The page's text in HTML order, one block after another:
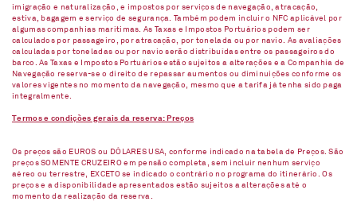
imigração e naturalização, e impostos por serviços de navegação, atracação,
estiva, bagagem e serviço de segurança. Também podem incluir o NFC aplicável por
algumas companhias marítimas. As Taxas e Impostos Portuários podem ser
calculados por passageiro, por atracação, por tonelada ou por navio. As avaliações
calculadas por toneladas ou por navio serão distribuídas entre os passageiros do
barco. As Taxas e Impostos Portuários estão sujeitos a alterações e a Companhia de
Navegação reserva-se o direito de repassar aumentos ou diminuições conforme os
valores vigentes no momento da navegação, mesmo que a tarifa já tenha sido paga
integralmente.
Termos e condições gerais da reserva: Preços
Os preços são EUROS ou DÓLARES USA, conforme indicado na tabela de Preços. São
preços SOMENTE CRUZEIRO em pensão completa, sem incluir nenhum serviço
aéreo ou terrestre, EXCETO se indicado o contrário no programa do itinerário. Os
preços e a disponibilidade apresentados estão sujeitos a alterações até o
momento da realização da reserva.